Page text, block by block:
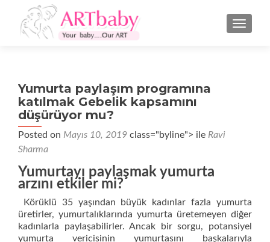
Yumurta paylaşım programına
katılmak Gebelik kapsamını
düşürüyor mu?
Posted on Mayıs 10, 2019 class="byline"> ile Ravi
Sharma
Yumurtayı paylaşmak yumurta
arzını etkiler mi?
Körüklü 35 yaşından büyük kadınlar fazla yumurta
üretirler, yumurtalıklarında yumurta üretemeyen diğer
kadınlarla paylaşabilirler. Ancak bir sorgu, potansiyel
yumurta vericisinin yumurtasını başkalarıyla